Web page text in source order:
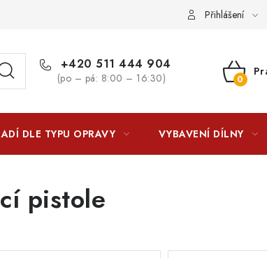
LICENCE K FOTOGRAFIÍM
Přihlášení
+420 511 444 904
(po – pá: 8:00 – 16:30)
DLE TYPU OPRAVY VYBAVENÍ DÍLNY
pistole